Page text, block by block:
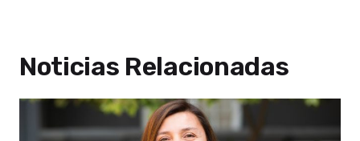
Noticias Relacionadas